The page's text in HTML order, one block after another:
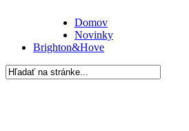
Domov
Novinky
Brighton&Hove